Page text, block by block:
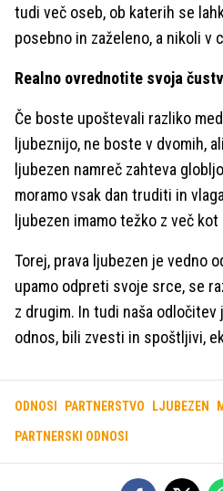
tudi več oseb, ob katerih se
posebno in zaželeno, a nikoli v
Realno ovrednotite svoja
Če boste upoštevali razliko
ljubeznijo, ne boste v dvomih,
ljubezen namreč zahteva
moramo vsak dan truditi in
ljubezen imamo težko z več
Torej, prava ljubezen je vedno
upamo odpreti svoje srce, se
z drugim. In tudi naša odločitev
odnos, bili zvesti in spoštljivi,
ODNOSI PARTNERSTVO LJUBEZEN
PARTNERSKI ODNOSI